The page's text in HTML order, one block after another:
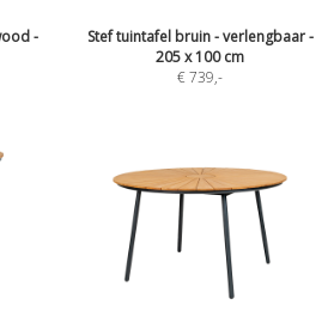
-
Stef tuintafel bruin - verlengbaar -
205 x 100 cm
€ 739,-